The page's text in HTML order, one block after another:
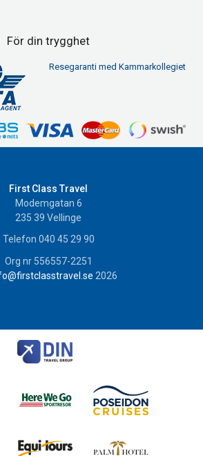
För din trygghet
Resegaranti med Kammarkollegiet
First Class Travel
Modemgatan 6
235 39 Vellinge
Telefon 040 45 29 90
Org nr 556557-2251
2026